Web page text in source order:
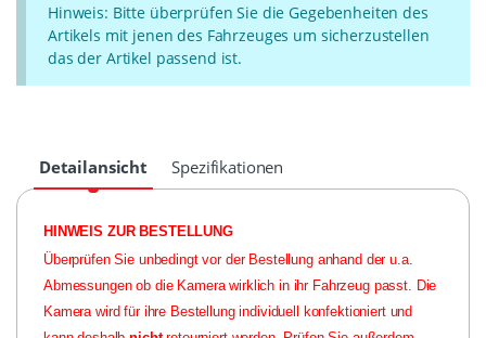
Hinweis: Bitte überprüfen Sie die Gegebenheiten des
Artikels mit jenen des Fahrzeuges um sicherzustellen
das der Artikel passend ist.
Detailansicht Spezifikationen
HINWEIS ZUR BESTELLUNG
Überprüfen Sie unbedingt vor der Bestellung anhand der u.a.
Abmessungen ob die Kamera wirklich in ihr Fahrzeug passt. Die
Kamera wird für ihre Bestellung individuell konfektioniert und